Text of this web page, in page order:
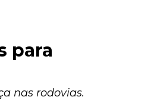
para
nas rodovias.